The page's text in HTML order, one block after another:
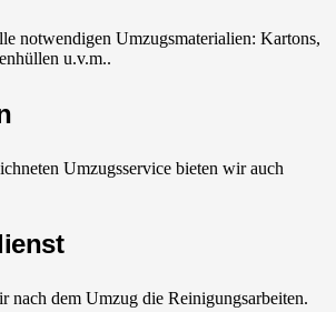
notwendigen Umzugsmaterialien: Kartons,
u.v.m..
Umzugsservice bieten wir auch
nach dem Umzug die Reinigungsarbeiten.